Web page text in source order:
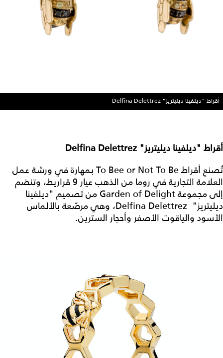
أقراط "ديلفينا ديليتريز" Delfina Delettrez
أقراط "ديلفينا ديليتريز" Delfina Delettrez
تُصنع أقراط To Bee or Not To Be بمهارة في ورشة عمل
العلامة التجارية في روما من الذهب عيار 9 قراريط، وتنضم
إلى مجموعة Garden of Delight من تصميم "ديلفينا
ديليتريز" Delfina Delettrez، وهي مرصّعة بالألماس
الأسود والياقوت الأصفر وأحجار السترين.